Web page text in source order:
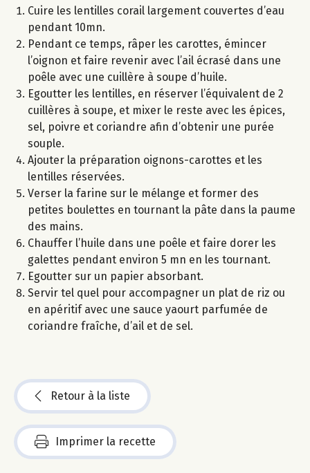
Cuire les lentilles corail largement couvertes d’eau
pendant 10mn.
Pendant ce temps, râper les carottes, émincer
l’oignon et faire revenir avec l’ail écrasé dans une
poêle avec une cuillère à soupe d’huile.
Egoutter les lentilles, en réserver l’équivalent de 2
cuillères à soupe, et mixer le reste avec les épices,
sel, poivre et coriandre afin d’obtenir une purée
souple.
Ajouter la préparation oignons-carottes et les
lentilles réservées.
Verser la farine sur le mélange et former des
petites boulettes en tournant la pâte dans la paume
des mains.
Chauffer l’huile dans une poêle et faire dorer les
galettes pendant environ 5 mn en les tournant.
Egoutter sur un papier absorbant.
Servir tel quel pour accompagner un plat de riz ou
en apéritif avec une sauce yaourt parfumée de
coriandre fraîche, d’ail et de sel.
Retour à la liste
Imprimer la recette